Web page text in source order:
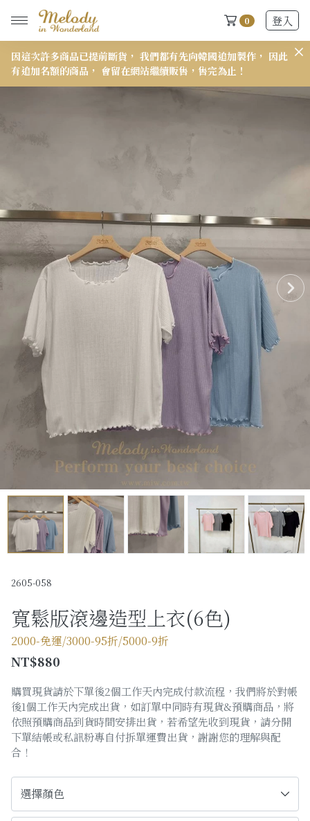
0 登入
2026 S/S-02 最後現貨
2026 S/S-01 最後現貨
施華洛世奇水晶飾品區
Past Collections
全部
現貨專區-可快速出貨
C字頭商品- 防曬披肩/好穿內衣
KOL選品
Best Top20
最新消息
訂單查詢
關於我們
購物須知
Facebook社團
Instagram
𝟭𝟱𝟭 小個子穿搭報告來了👋
2605-058
寬鬆版滾邊造型上衣(6色)
2000-免運/3000-95折/5000-9折
NT$880
購買現貨請於下單後2個工作天內完成付款流程，我們將於對帳
後1個工作天內完成出貨，如訂單中同時有現貨&預購商品，將
依照預購商品到貨時間安排出貨，若希望先收到現貨，請分開
下單結帳或私訊粉專自付拆單運費出貨，謝謝您的理解與配
合！